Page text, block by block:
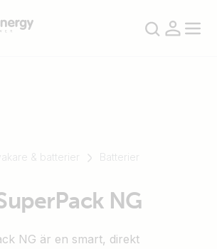
& batterier Batterier
NG
NG är en smart, direkt